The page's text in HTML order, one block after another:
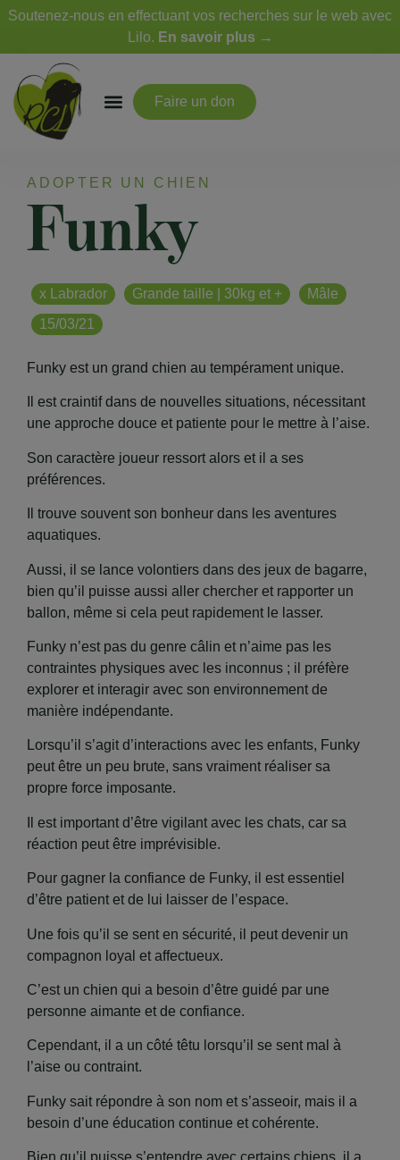
Soutenez-nous en effectuant vos recherches sur le web avec
Lilo. En savoir plus →
Faire un don
ADOPTER UN CHIEN
Funky
x Labrador Grande taille | 30kg et +
Mâle
15/03/21
Funky est un grand chien au tempérament unique.
Il est craintif dans de nouvelles situations, nécessitant
une approche douce et patiente pour le mettre à l’aise.
Son caractère joueur ressort alors et il a ses
préférences.
Il trouve souvent son bonheur dans les aventures
aquatiques.
Aussi, il se lance volontiers dans des jeux de bagarre,
bien qu’il puisse aussi aller chercher et rapporter un
ballon, même si cela peut rapidement le lasser.
Funky n’est pas du genre câlin et n’aime pas les
contraintes physiques avec les inconnus ; il préfère
explorer et interagir avec son environnement de
manière indépendante.
Lorsqu’il s’agit d’interactions avec les enfants, Funky
peut être un peu brute, sans vraiment réaliser sa
propre force imposante.
Il est important d’être vigilant avec les chats, car sa
réaction peut être imprévisible.
Pour gagner la confiance de Funky, il est essentiel
d’être patient et de lui laisser de l’espace.
Une fois qu’il se sent en sécurité, il peut devenir un
compagnon loyal et affectueux.
C’est un chien qui a besoin d’être guidé par une
personne aimante et de confiance.
Cependant, il a un côté têtu lorsqu’il se sent mal à
l’aise ou contraint.
Funky sait répondre à son nom et s’asseoir, mais il a
besoin d’une éducation continue et cohérente.
Bien qu’il puisse s’entendre avec certains chiens, il a